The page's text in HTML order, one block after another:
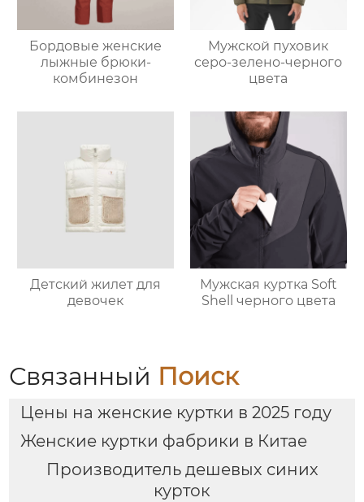
Бордовые женские
лыжные брюки-
комбинезон
Мужской пуховик
серо-зелено-черного
цвета
Детский жилет для
девочек
Мужская куртка Soft
Shell черного цвета
Связанный Поиск
Цены на женские куртки в 2025 году
Женские куртки фабрики в Китае
Производитель дешевых синих
курток